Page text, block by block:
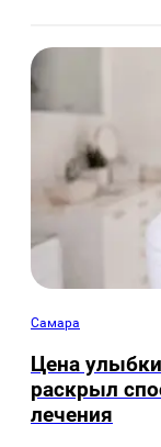
Самара
Цена
раскрыл
лечения